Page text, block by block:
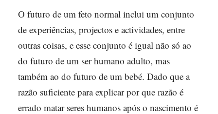
O futuro de um feto normal inclui um conjunto
de experiências, projectos e actividades, entre
outras coisas, e esse conjunto é igual não só ao
do futuro de um ser humano adulto, mas
também ao do futuro de um bebé. Dado que a
razão suficiente para explicar por que razão é
errado matar seres humanos após o nascimento é